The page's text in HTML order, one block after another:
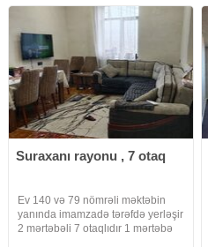
Suraxanı rayonu , 7 otaq
Ev 140 və 79 nömrəli məktəbin
yanında imamzadə tərəfdə yerləşir
2 mərtəbəli 7 otaqlıdır 1 mərtəbə